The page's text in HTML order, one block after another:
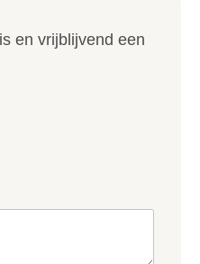
en vrijblijvend een